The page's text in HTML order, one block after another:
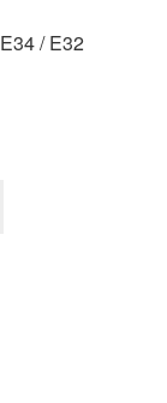
/ E32